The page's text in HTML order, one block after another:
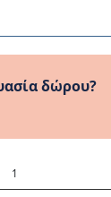
δώρου?